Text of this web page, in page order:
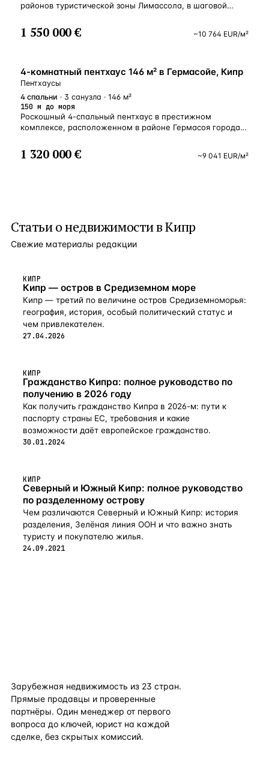
районов туристической зоны Лимассола, в шаговой
Дасуди с его великолепными песчаными пляжами,
ресторанами, кафе и детской площадкой. Удобное
обеспечат уют и комфорт для семейного проживания
и отдыха. Пентхаусы располагают частными террасами
на крыше с собственными бассейнами.
1 550 000 € ~10 764 EUR/м²
У МОРЯ
4-комнатный пентхаус 146 м² в Гермасойе, Кипр
Пентхаусы
4 спальни · 3 санузла · 146 м²
150 м до моря
Роскошный 4-спальный пентхаус в престижном
комплексе, расположенном в районе Гермасоя города
и располагается лишь в 150 метрах от песчаных пляжей
парка Дасуди и всех удобств города. Внутренняя
большие крытые балконы и условия для системы
подогрева полов. Великолепный, тихий район
туристической зоны Лимассола. является идеальным
1 320 000 € ~9 041 EUR/м²
Статьи онедвижимости в Кипр
Свежие материалы редакции
КИПР
Кипр — остров в Средиземном море
Кипр — третий по величине остров Средиземноморья:
география, история, особый политический статус и
чем привлекателен.
27.04.2026
КИПР
Гражданство Кипра: полное руководство по
получению в 2026 году
Как получить гражданство Кипра в 2026-м: пути к
паспорту страны ЕС, требования и какие
возможности даёт европейское гражданство.
30.01.2024
КИПР
Северный и Южный Кипр: полное руководство
по разделенному острову
Чем различаются Северный и Южный Кипр: история
разделения, Зелёная линия ООН и что важно знать
туристу и покупателю жилья.
24.09.2021
Зарубежная недвижимость из 23 стран.
Прямые продавцы и проверенные
партнёры. Один менеджер от первого
вопроса до ключей, юрист на каждой
сделке, без скрытых комиссий.